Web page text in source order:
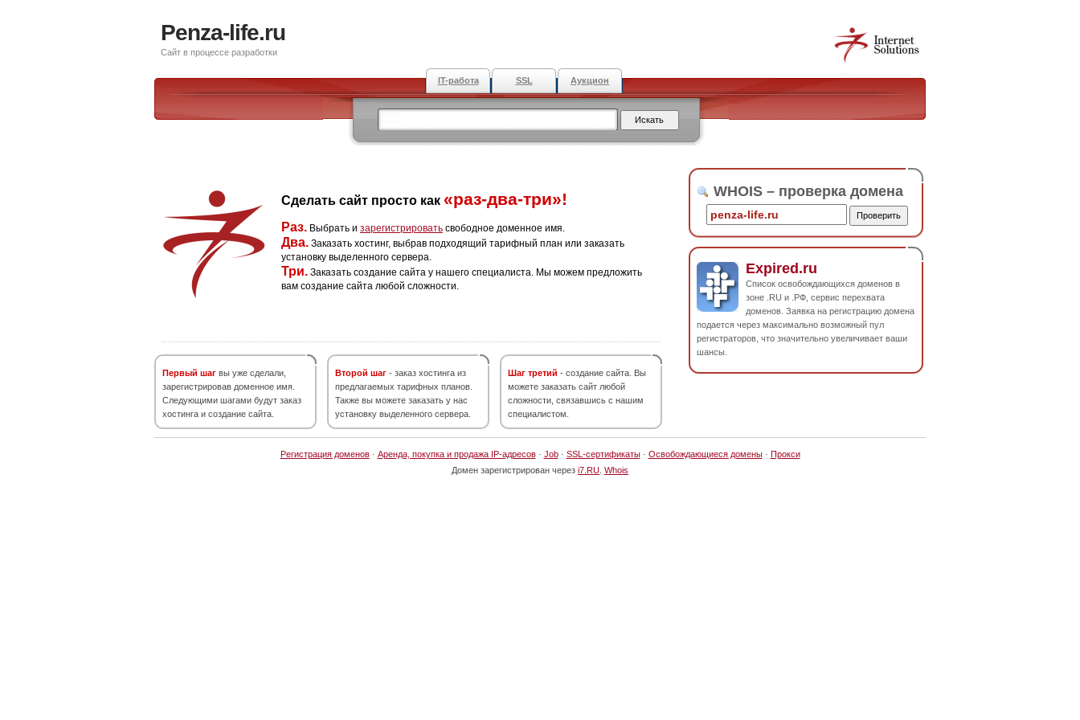
Penza-life.ru
Сайт в процессе разработки
IT-работа SSL Аукцион
Сделать сайт просто как «раз-два-три»!
Раз. Выбрать и зарегистрировать свободное доменное имя.
Два. Заказать хостинг, выбрав подходящий тарифный план или заказать
установку выделенного сервера.
Три. Заказать создание сайта у нашего специалиста. Мы можем предложить
вам создание сайта любой сложности.
Первый шаг вы уже сделали,
зарегистрировав доменное имя.
Следующими шагами будут заказ
хостинга и создание сайта.
Второй шаг - заказ хостинга из
предлагаемых тарифных планов.
Также вы можете заказать у нас
установку выделенного сервера.
Шаг третий - создание сайта. Вы
можете заказать сайт любой
сложности, связавшись с нашим
специалистом.
WHOIS – проверка домена
Expired.ru
Список освобождающихся доменов в
зоне .RU и .РФ, сервис перехвата
доменов. Заявка на регистрацию домена
подается через максимально возможный пул
регистраторов, что значительно увеличивает ваши
шансы.
Регистрация доменов· Аренда, покупка и продажа IP-адресов· Job· SSL-сертификаты· Освобождающиеся домены· Прокси
Домен зарегистрирован через i7.RU Whois